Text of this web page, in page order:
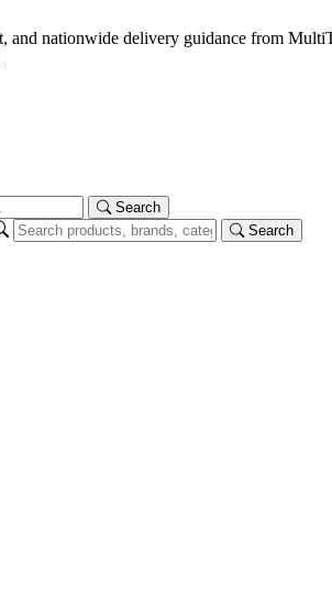
and nationwide delivery guidance from
Search
Search